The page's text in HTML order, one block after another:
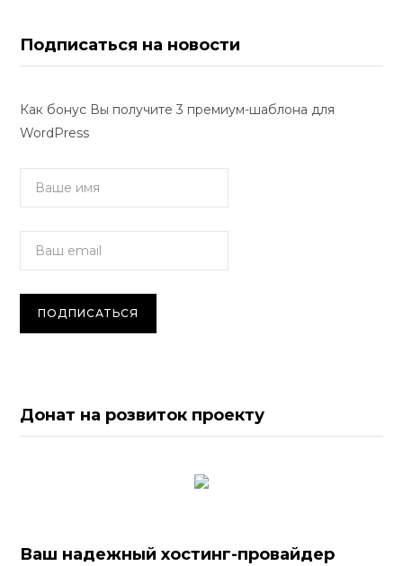
Подписаться на новости
Как бонус Вы получите 3 премиум-шаблона для
WordPress
Донат на розвиток проекту
Ваш надежный хостинг-провайдер